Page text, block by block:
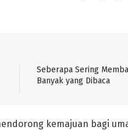
Seberapa Sering
Banyak yang Dibaca
kemajuan bagi